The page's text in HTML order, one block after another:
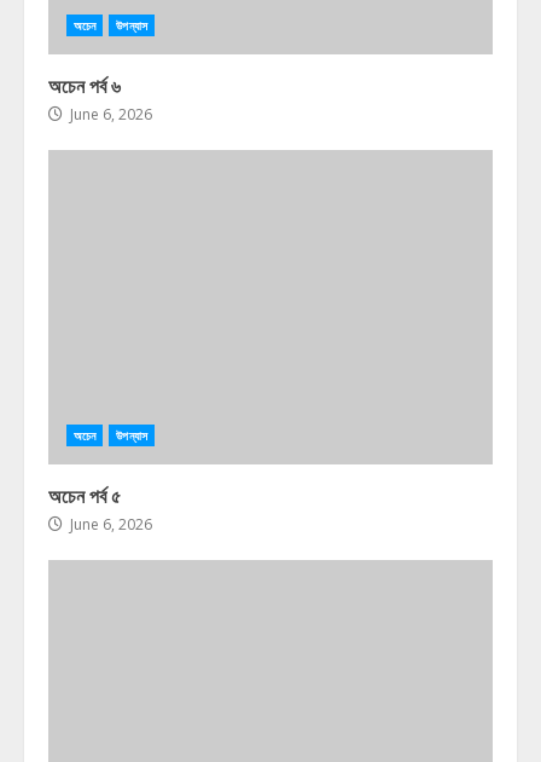
অচেন উপন্যাস
অচেন পর্ব ৬
June 6, 2026
অচেন উপন্যাস
অচেন পর্ব ৫
June 6, 2026